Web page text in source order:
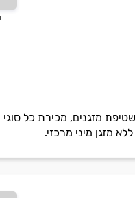
מזגנים, מכירת כל
מזגן מיני מרכזי.